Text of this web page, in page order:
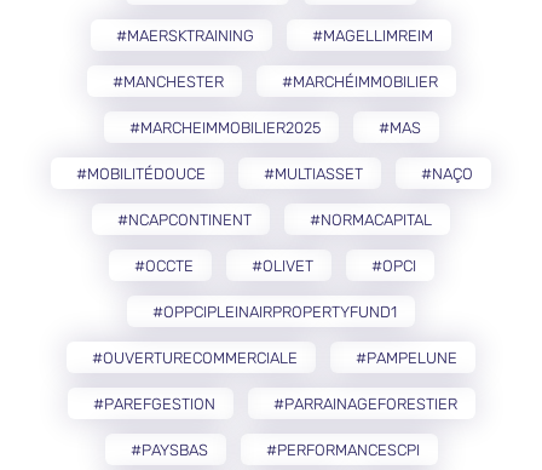
#MAERSKTRAINING #MAGELLIMREIM
#MANCHESTER #MARCHÉIMMOBILIER
#MARCHEIMMOBILIER2025 #MAS
#MOBILITÉDOUCE #MULTIASSET #NAÇO
#NCAPCONTINENT #NORMACAPITAL
#OCCTE #OLIVET #OPCI
#OPPCIPLEINAIRPROPERTYFUND1
#OUVERTURECOMMERCIALE #PAMPELUNE
#PAREFGESTION #PARRAINAGEFORESTIER
#PAYSBAS #PERFORMANCESCPI